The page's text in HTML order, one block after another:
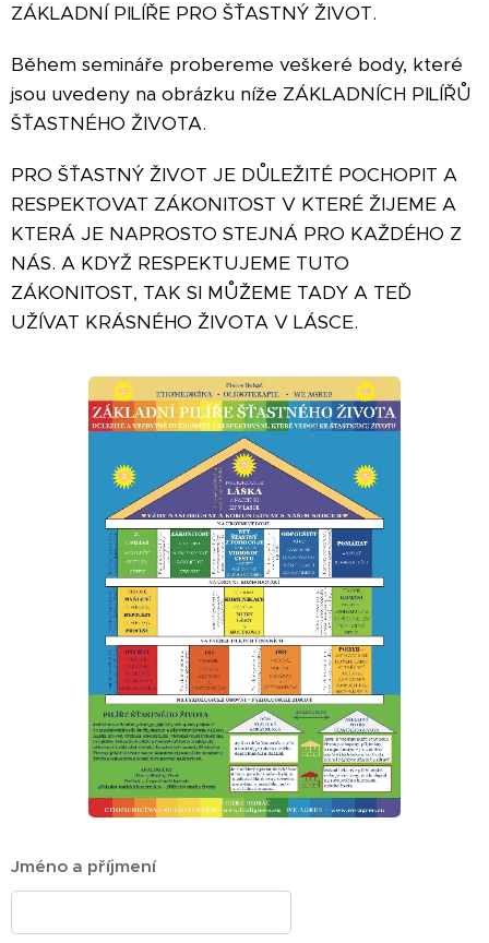
ZÁKLADNÍ PILÍŘE PRO ŠŤASTNÝ ŽIVOT.
Během semináře probereme veškeré body, které
jsou uvedeny na obrázku níže ZÁKLADNÍCH PILÍŘŮ
ŠŤASTNÉHO ŽIVOTA.
PRO ŠŤASTNÝ ŽIVOT JE DŮLEŽITÉ POCHOPIT A
RESPEKTOVAT ZÁKONITOST V KTERÉ ŽIJEME A
KTERÁ JE NAPROSTO STEJNÁ PRO KAŽDÉHO Z
NÁS. A KDYŽ RESPEKTUJEME TUTO
ZÁKONITOST, TAK SI MŮŽEME TADY A TEĎ
UŽÍVAT KRÁSNÉHO ŽIVOTA V LÁSCE.
Jméno a příjmení